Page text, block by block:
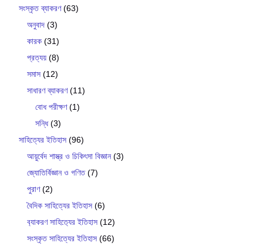
সংস্কৃত ব্যাকরণ(63)
অনুবাদ (3)
কারক (31)
প্রত্যয় (8)
সমাস (12)
সাধারণ ব্যাকরণ(11)
বোধ পরীক্ষণ(1)
সন্ধি(3)
সাহিত্যের ইতিহাস (96)
আয়ুর্বেদ শাস্ত্র ও চিকিৎসা বিজ্ঞান(3)
জ্যোতির্বিজ্ঞান ও গণিত(7)
পুরাণ(2)
বৈদিক সাহিত্যের ইতিহাস (6)
ব‍্যাকরণ সাহিত‍্যের ইতিহাস (12)
সংস্কৃত সাহিত্যের ইতিহাস (66)